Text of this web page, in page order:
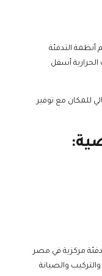
أنظمة التدفئة
الحرارية أسفل
للمكان مع توفير
مركزية في مصر
والصيانة